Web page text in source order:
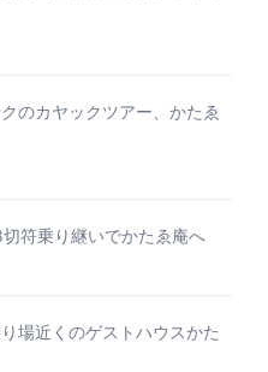
のカヤックツアー、かたゑ
符乗り継いでかたゑ庵へ
場近くのゲストハウスかた